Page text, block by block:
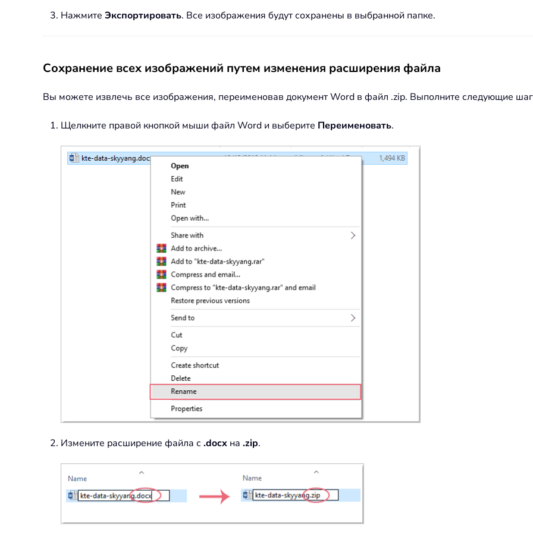
Нажмите Экспортировать. Все изображения будут сохранены в выбранной папке.
Сохранение всех изображений путем изменения расширения файла
Вы можете извлечь все изображения, переименовав документ Word в файл .zip. Выполните следующие
Щелкните правой кнопкой мыши файл Word и выберите Переименовать.
Измените расширение файла с .docx на .zip.